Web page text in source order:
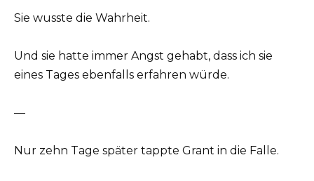
Sie wusste die Wahrheit.
Und sie hatte immer Angst gehabt, dass ich sie
eines Tages ebenfalls erfahren würde.
—
Nur zehn Tage später tappte Grant in die Falle.